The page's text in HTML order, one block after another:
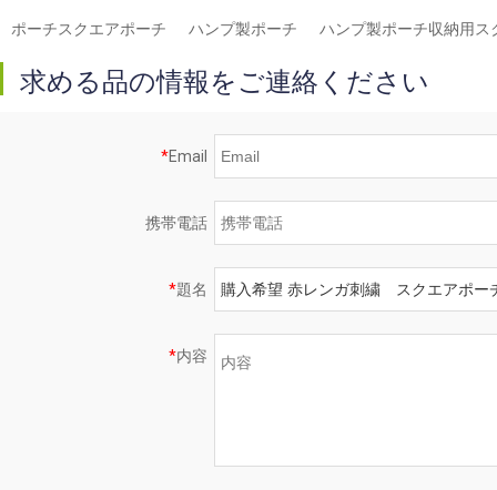
ポーチスクエアポーチ ハンプ製ポーチ ハンプ製ポーチ収納用ス
求める品の情報をご連絡ください
*Email
携帯電話
*題名
*内容